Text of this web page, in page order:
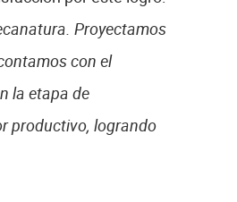
Proyectamos
con el
la etapa de
productivo, logrando